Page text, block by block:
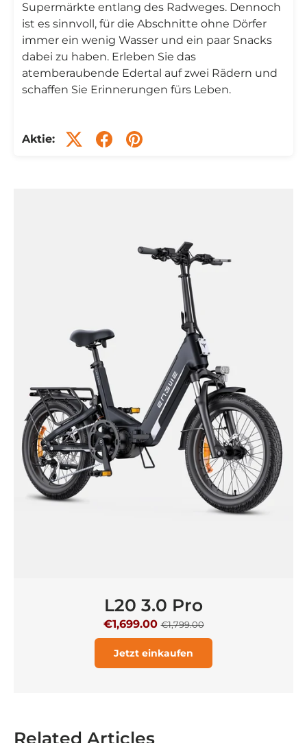
Supermärkte entlang des Radweges. Dennoch
ist es sinnvoll, für die Abschnitte ohne Dörfer
immer ein wenig Wasser und ein paar Snacks
dabei zu haben. Erleben Sie das
atemberaubende Edertal auf zwei Rädern und
schaffen Sie Erinnerungen fürs Leben.
Aktie:
L20 3.0 Pro
€1,699.00€1,799.00
Jetzt einkaufen
Related Articles